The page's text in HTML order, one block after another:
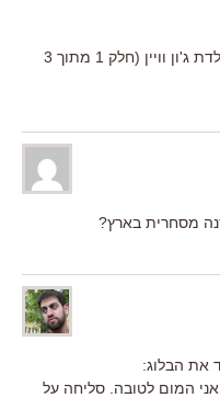
והפעם, מחווה של אהבה לרגל 100 להולדת ג'ון וויין (חלק 1 מתוך 3
מסחרית בארץ?
את הבלוג:
המום לטובה. סליחה על